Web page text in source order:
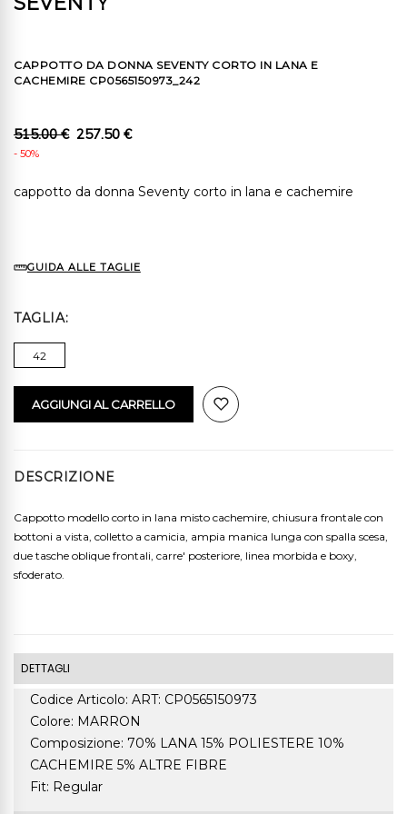
CAPPOTTO DA DONNA SEVENTY CORTO IN LANA E
CACHEMIRE CP0565150973_242
515.00 € 257.50 €
- 50%
cappotto da donna Seventy corto in lana e cachemire
GUIDA ALLE TAGLIE
TAGLIA
42
AGGIUNGI AL CARRELLO
DESCRIZIONE
Cappotto modello corto in lana misto cachemire, chiusura frontale con
bottoni a vista, colletto a camicia, ampia manica lunga con spalla scesa,
due tasche oblique frontali, carre' posteriore, linea morbida e boxy,
sfoderato.
DETTAGLI
Codice Articolo: ART: CP0565150973
Colore: MARRON
Composizione: 70% LANA 15% POLIESTERE 10%
CACHEMIRE 5% ALTRE FIBRE
Fit: Regular